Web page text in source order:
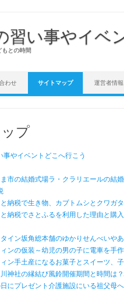
習い事やイベ
もとの時間
わせ サイトマップ 運営者情
プ
事やイベントどこへ行こう
市の結婚式場ラ・クラリエールの結
納税で生き物、カブトムシとクワガ
納税でさとふるを利用した理由と購
イン坂角総本舗のゆかりせんべいや
ンの仮装～幼児の男の子に電車を手
ン手土産になるお菓子とスイーツ、
川神社の縁結び風鈴開催期間と時間は
にプレゼント介護施設にいる祖父母